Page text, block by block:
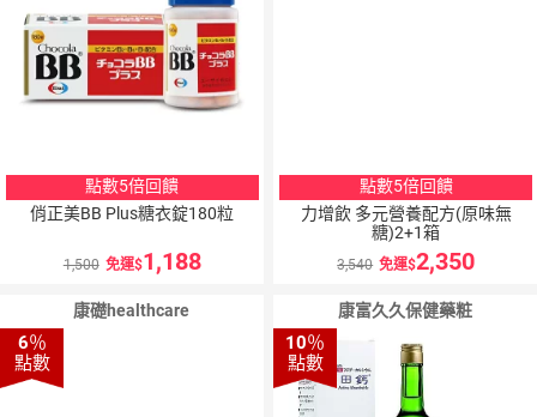
點數5倍回饋
俏正美BB Plus糖衣錠180粒
1,500 免運 1,188
點數5倍回饋
力增飲 多元營養配方(原味無
糖)2+1箱
3,540 免運 2,350
康礎healthcare
6％
點數
康富久久保健藥粧
10％
點數